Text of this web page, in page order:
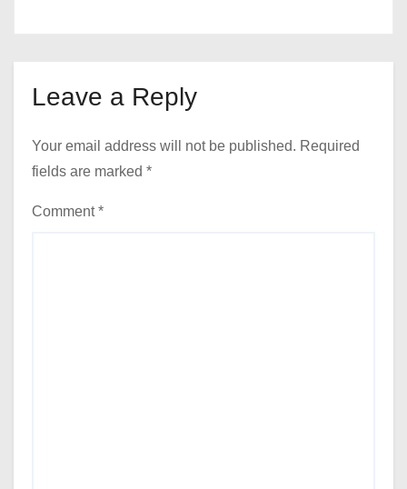
Leave a Reply
Your email address will not be published. Required
fields are marked *
Comment*